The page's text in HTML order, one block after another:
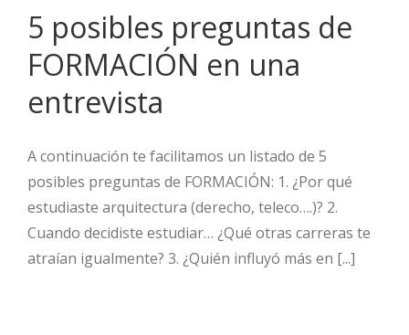
5 posibles preguntas de
FORMACIÓN en una
entrevista
A continuación te facilitamos un listado de 5
posibles preguntas de FORMACIÓN: 1. ¿Por qué
estudiaste arquitectura (derecho, teleco….)? 2.
Cuando decidiste estudiar… ¿Qué otras carreras te
atraían igualmente? 3. ¿Quién influyó más en [...]